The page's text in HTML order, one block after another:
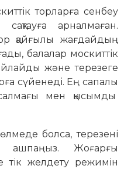
торларға сенбеу
арналмаған.
қайғылы жағдайдың
балалар москиттік
және терезеге
сүйенеді. Ең сапалы
мен қысымды
болса, терезені
ашпаңыз. Жоғарғы
тік желдету режимін